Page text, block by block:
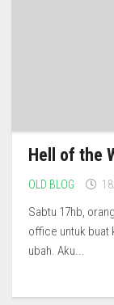
Hell of the
OLD BLOG
Sabtu 17hb,
office untuk buat
ubah. Aku...